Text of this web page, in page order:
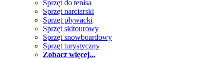
Sprzęt do tenisa
Sprzęt narciarski
Sprzęt pływacki
Sprzęt skitourowy
Sprzęt snowboardowy
Sprzęt turystyczny
Zobacz więcej...